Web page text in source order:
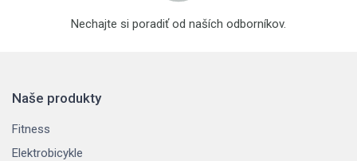
Nechajte si poradiť od naších odborníkov.
Naše produkty
Fitness
Elektrobicykle